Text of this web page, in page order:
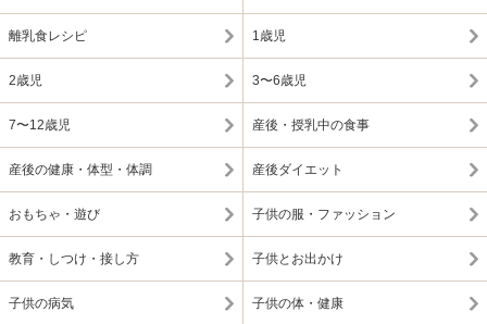
離乳食レシピ 1歳児
2歳児 3〜6歳児
7〜12歳児 産後・授乳中の食事
産後の健康・体型・体調 産後ダイエット
おもちゃ・遊び 子供の服・ファッション
教育・しつけ・接し方 子供とお出かけ
子供の病気 子供の体・健康